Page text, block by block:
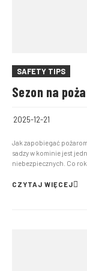
SAFETY TIPS
Sezon na
2025-12-21
Jak zapobiegać
sadzy w kominie jest
niebezpiecznych. Co
niepełnego spalania,
CZYTAJ WIĘCEJ